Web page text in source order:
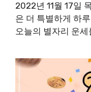
2022년 11월 17일
은 더 특별하게 하
오늘의 별자리 운